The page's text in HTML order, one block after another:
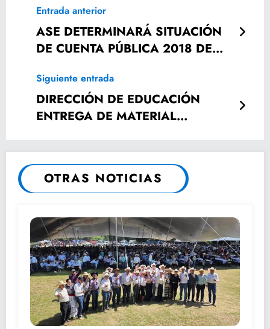
Entrada anterior
ASE DETERMINARÁ SITUACIÓN
DE CUENTA PÚBLICA 2018 DE
Siguiente entrada
DIRECCIÓN DE EDUCACIÓN
ENTREGA DE MATERIAL
BILINGÜE.
OTRAS NOTICIAS